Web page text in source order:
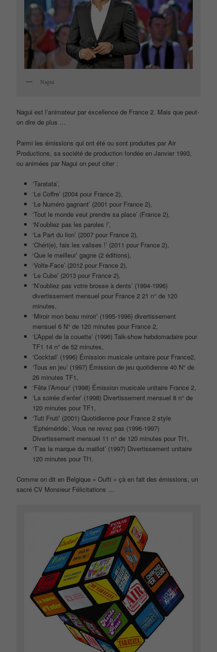
Nagui
Nagui est l’animateur par excellence de France 2. Mais que peut-
on dire de plus …
Parmi les émissions qui ont été ou sont produites par Air
Productions, sa société de production fondée en Janvier 1993,
ou animées par Nagui on peut citer :
‘Taratata’,
‘Le Coffre’ (2004 pour France 2),
‘Le Numéro gagnant’ (2001 pour France 2),
‘Tout le monde veut prendre sa place’ (France 2),
‘N’oubliez pas les paroles !’,
‘La Part du lion’ (2007 pour France 2),
‘Chéri(e), fais les valises !’ (2011 pour France 2),
‘Que le meilleur’ gagne (2 éditions),
‘Volte-Face’ (2012 pour France 2),
‘Le Cube’ (2013 pour France 2),
‘N’oubliez pas votre brosse à dents’ (1994-1996)
divertissement mensuel pour France 2 21 n° de 120
minutes,
‘Miroir mon beau miroir’ (1995-1996) divertissement
mensuel 6 N° de 120 minutes pour France 2,
‘L’Appel de la couette’ (1996) Talk-show hebdomadaire pour
TF1 14 n° de 52 minutes,
‘Cocktail’ (1996) Émission musicale unitaire pour France2,
‘Tous en jeu’ (1997) Émission de jeu quotidienne 40 N° de
26 minutes TF1,
‘Fête l’Amour’ (1998) Émission musicale unitaire France 2,
‘La soirée d’enfer’ (1998) Divertissement mensuel 8 n° de
120 minutes pour TF1,
‘Tuti Fruti’ (2001) Quotidienne pour France 2 style
‘Ephéméride’, Vous ne revez pas (1996-1997)
Divertissement mensuel 11 n° de 120 minutes pour Tf1,
‘T’as la marque du maillot’ (1997) Divertissement unitaire
120 minutes pour Tf1.
Comme on dit en Belgique « Oufti » çà en fait des émissions, un
sacré CV Monsieur Félicitations …